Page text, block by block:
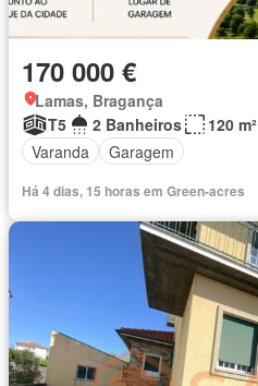
170 000 €
Lamas, Bragança
T5
2 Banheiros
120 m²
Varanda
Garagem
Há 4 dias, 15 horas em Green-acres